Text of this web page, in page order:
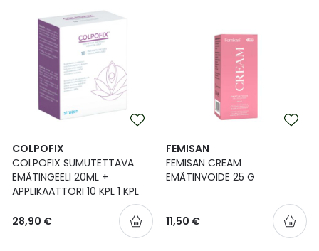
COLPOFIX
COLPOFIX SUMUTETTAVA
EMÄTINGEELI 20ML +
APPLIKAATTORI 10 KPL 1 KPL
28,90 €
FEMISAN
FEMISAN CREAM
EMÄTINVOIDE 25 G
11,50 €